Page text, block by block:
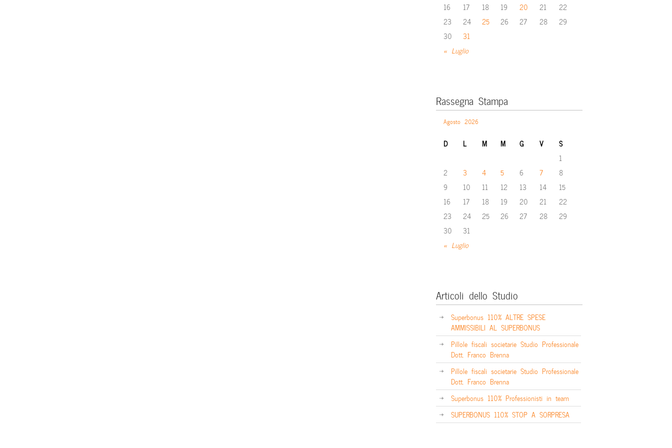
« Luglio
16
17 18 19 20 21
22
23
24 25 26 27 28
29
30
31
Rassegna Stampa
Agosto 2026
D L M M G V S
« Luglio
1
2
3 4 5 6 7
8
9
10 11 12 13 14
15
16
17 18 19 20 21
22
23
24 25 26 27 28
29
30
31
Articoli dello Studio
Superbonus 110% ALTRE SPESE
AMMISSIBILI AL SUPERBONUS
Pillole fiscali societarie Studio Professionale
Dott. Franco Brenna
Pillole fiscali societarie Studio Professionale
Dott. Franco Brenna
Superbonus 110% Professionisti in team
SUPERBONUS 110% STOP A SORPRESA